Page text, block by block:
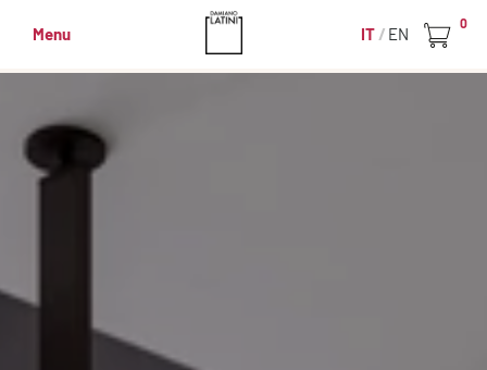
Menu IT EN
0